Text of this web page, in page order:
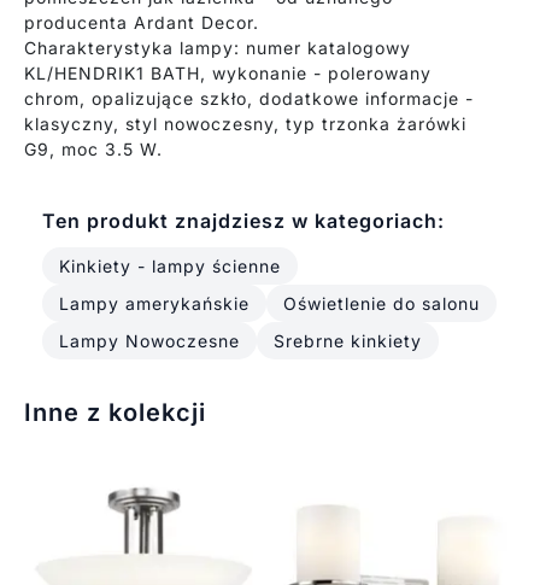
producenta Ardant Decor.
Charakterystyka lampy: numer katalogowy
KL/HENDRIK1 BATH, wykonanie - polerowany
chrom, opalizujące szkło, dodatkowe informacje -
klasyczny, styl nowoczesny, typ trzonka żarówki
G9, moc 3.5 W.
Ten produkt znajdziesz w kategoriach:
Kinkiety - lampy ścienne
Lampy amerykańskie
Oświetlenie do salonu
Lampy Nowoczesne
Srebrne kinkiety
Inne z kolekcji